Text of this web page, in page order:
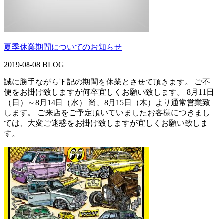
夏季休業期間についてのお知らせ
2019-08-08 BLOG
誠に勝手ながら下記の期間を休業とさせて頂きます。 ご不
便をお掛け致しますが何卒宜しくお願い致します。 8月11日
（日）～8月14日（水） 尚、8月15日（木）より通常営業致
します。 ご来店をご予定頂いていましたお客様につきまし
ては、大変ご迷惑をお掛け致しますが宜しくお願い致しま
す。